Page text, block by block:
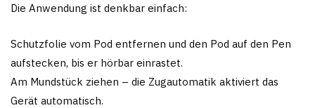
Die Anwendung ist denkbar einfach:
Schutzfolie vom Pod entfernen und den Pod auf den Pen
aufstecken, bis er hörbar einrastet.
Am Mundstück ziehen – die Zugautomatik aktiviert das
Gerät automatisch.